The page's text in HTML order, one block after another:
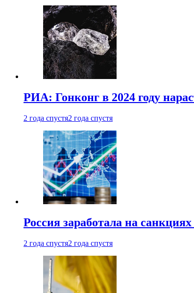
РИА: Гонконг в 2024 году
2 года спустя2 года спустя
Россия заработала на
2 года спустя2 года спустя